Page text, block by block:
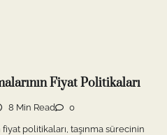
Fiyat Politikaları
8 Min Read 0
fiyat politikaları, taşınma sürecinin